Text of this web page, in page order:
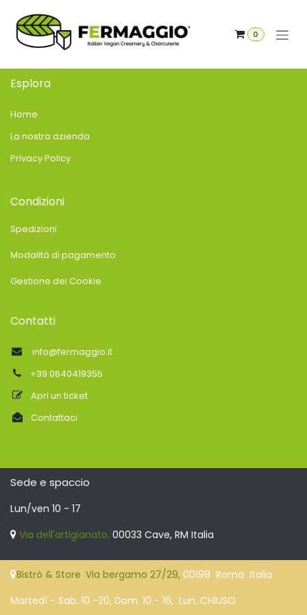
0
Esplora
Home
La nostra azienda
Privacy Policy
Condizioni
Spedizioni
Modalità di pagamento
Gestione dei Cookie
Contatti
info@fermaggio.it
+39 0640419355
Apri un ticket
Contattaci
Sede e spaccio
Lun/ven 10 - 17
Via dell'artigianato, 00033 Cave, RM Italia
Bistrò & Store: Via bergamo 27/29, 00198 Roma Italia
Martedì - Sab. 10 -20, Dom. 10 - 16, Lun. CHIUSO